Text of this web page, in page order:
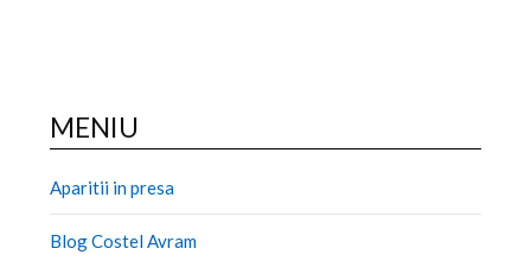
MENIU
Aparitii in presa
Blog Costel Avram